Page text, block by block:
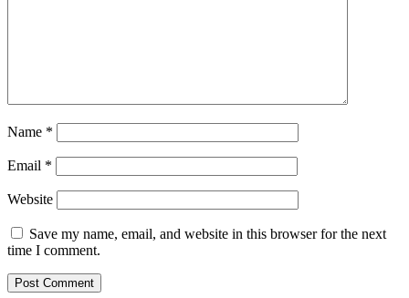
Name *
Email *
Website
Save my name, email, and website in this browser for the next
time I comment.